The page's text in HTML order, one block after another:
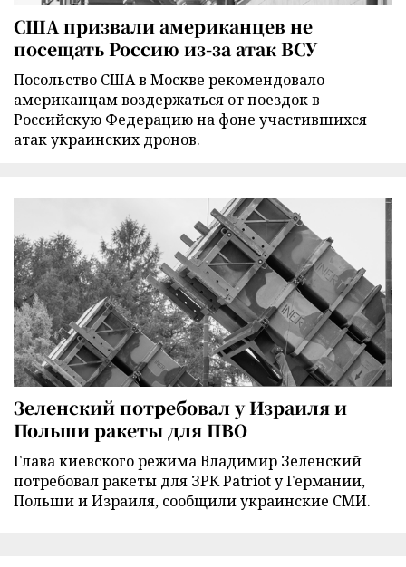
США призвали американцев не
посещать Россию из-за атак ВСУ
Посольство США в Москве рекомендовало
американцам воздержаться от поездок в
Российскую Федерацию на фоне участившихся
атак украинских дронов.
Зеленский потребовал у Израиля и
Польши ракеты для ПВО
Глава киевского режима Владимир Зеленский
потребовал ракеты для ЗРК Patriot у Германии,
Польши и Израиля, сообщили украинские СМИ.